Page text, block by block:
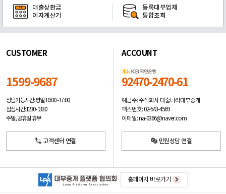
대출상환금
이자계산기
등록대부업체
통합조회
CUSTOMER
1599-9687
상담가능시간: 평일10:00 -17:00
점심시간: 12:30 - 13:30
주말, 공휴일 휴무
고객센터 연결
ACCOUNT
92470-2470-61
예금주: 주식회사 대출나라대부중개
팩스번호: 02-543-4569
이메일: na-0366@naver.com
민원상담 연결
홈페이지 바로가기